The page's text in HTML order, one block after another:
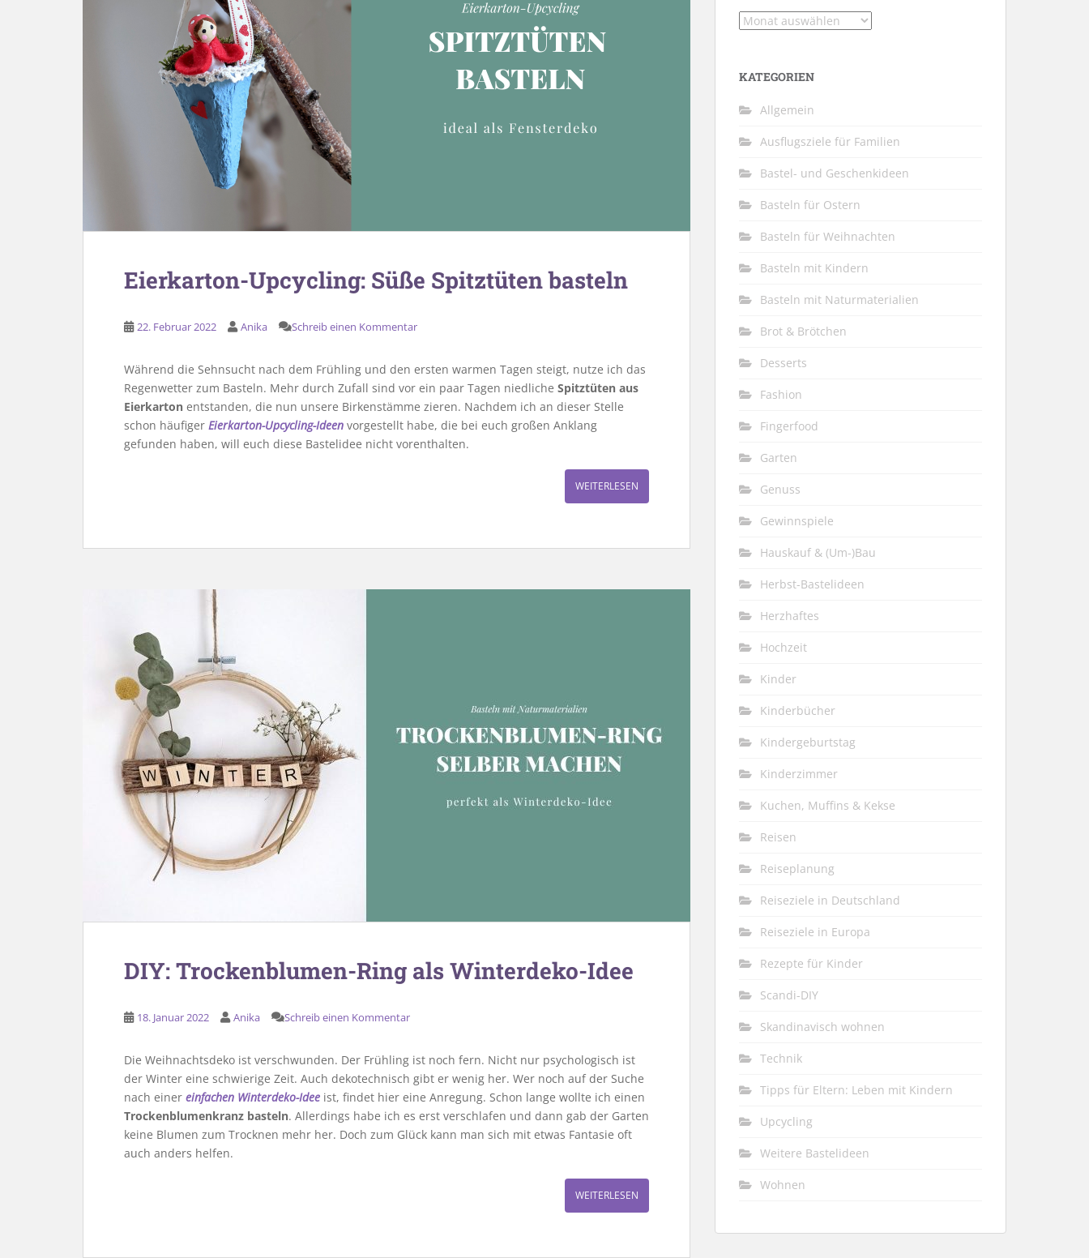
Eierkarton-Upcycling: Süße Spitztüten basteln
22. Februar 2022 Anika Schreib einen Kommentar
Während die Sehnsucht nach dem Frühling und den ersten warmen Tagen steigt, nutze ich das
Regenwetter zum Basteln. Mehr durch Zufall sind vor ein paar Tagen niedliche Spitztüten aus
Eierkarton entstanden, die nun unsere Birkenstämme zieren. Nachdem ich an dieser Stelle
schon häufiger Eierkarton-Upcycling-Ideen vorgestellt habe, die bei euch großen Anklang
gefunden haben, will euch diese Bastelidee nicht vorenthalten.
WEITERLESEN
DIY: Trockenblumen-Ring als Winterdeko-Idee
18. Januar 2022 Anika Schreib einen Kommentar
Die Weihnachtsdeko ist verschwunden. Der Frühling ist noch fern. Nicht nur psychologisch ist
der Winter eine schwierige Zeit. Auch dekotechnisch gibt er wenig her. Wer noch auf der Suche
nach einer einfachen Winterdeko-Idee ist, findet hier eine Anregung. Schon lange wollte ich einen
Trockenblumenkranz basteln. Allerdings habe ich es erst verschlafen und dann gab der Garten
keine Blumen zum Trocknen mehr her. Doch zum Glück kann man sich mit etwas Fantasie oft
auch anders helfen.
WEITERLESEN
Archiv
KATEGORIEN
Allgemein
Ausflugsziele für Familien
Bastel- und Geschenkideen
Basteln für Ostern
Basteln für Weihnachten
Basteln mit Kindern
Basteln mit Naturmaterialien
Brot & Brötchen
Desserts
Fashion
Fingerfood
Garten
Genuss
Gewinnspiele
Hauskauf & (Um-)Bau
Herbst-Bastelideen
Herzhaftes
Hochzeit
Kinder
Kinderbücher
Kindergeburtstag
Kinderzimmer
Kuchen, Muffins & Kekse
Reisen
Reiseplanung
Reiseziele in Deutschland
Reiseziele in Europa
Rezepte für Kinder
Scandi-DIY
Skandinavisch wohnen
Technik
Tipps für Eltern: Leben mit Kindern
Upcycling
Weitere Bastelideen
Wohnen